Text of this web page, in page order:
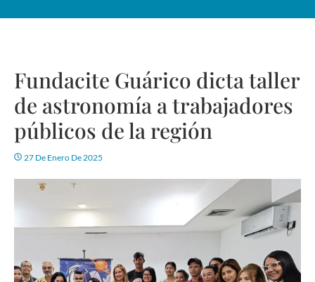
Fundacite Guárico dicta taller
de astronomía a trabajadores
públicos de la región
27 De Enero De 2025